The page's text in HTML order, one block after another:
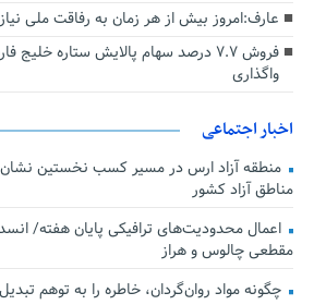
عارف:امروز بیش از هر زمان به رفاقت ملی
فروش ۷.۷ درصد سهام پالایش ستاره
واگذاری
اخبار اجتماعی
منطقه آزاد ارس در مسیر کسب نخستین
مناطق آزاد کشور
اعمال محدودیت‌های ترافیکی پایان هفته/
مقطعی چالوس و هراز
چگونه مواد روان‌گردان، خاطره را به توهم